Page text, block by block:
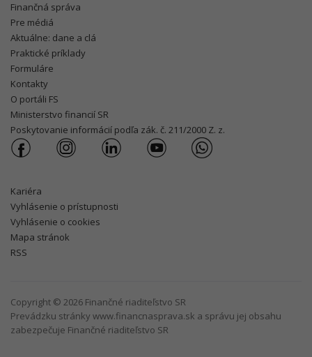
Finančná správa
Pre médiá
Aktuálne: dane a clá
Praktické príklady
Formuláre
Kontakty
O portáli FS
Ministerstvo financií SR
Poskytovanie informácií podľa zák. č. 211/2000 Z. z.
Kariéra
Vyhlásenie o prístupnosti
Vyhlásenie o cookies
Mapa stránok
RSS
Copyright © 2026 Finančné riaditeľstvo SR
Prevádzku stránky www.financnasprava.sk a správu jej obsahu
zabezpečuje Finančné riaditeľstvo SR